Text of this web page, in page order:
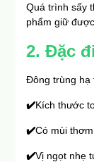
Quá trình sấy
phẩm giữ
2. Đặc
Đông trùng hạ
✔️Kích thước
✔️Có mùi
✔️Vị ngọt nhẹ